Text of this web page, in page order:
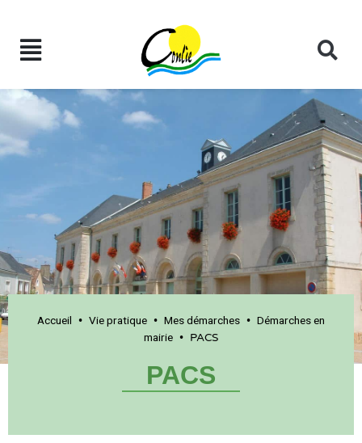
Accueil • Vie pratique • Mes démarches • Démarches en
mairie • PACS
PACS